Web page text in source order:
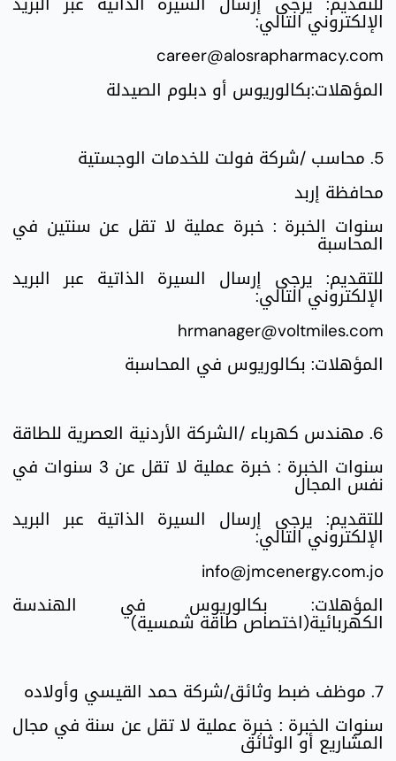
الإلكتروني التالي:
career@alosrapharmacy.com
المؤهلات:بكالوريوس أو دبلوم الصيدلة
5. محاسب /شركة فولت للخدمات الوجستية
محافظة إربد
سنوات الخبرة : خبرة عملية لا تقل عن سنتين في
المحاسبة
للتقديم: يرجى إرسال السيرة الذاتية عبر البريد
الإلكتروني التالي:
hrmanager@voltmiles.com
المؤهلات: بكالوريوس في المحاسبة
6. مهندس كهرباء /الشركة الأردنية العصرية للطاقة
سنوات الخبرة : خبرة عملية لا تقل عن 3 سنوات في
نفس المجال
للتقديم: يرجى إرسال السيرة الذاتية عبر البريد
الإلكتروني التالي:
info@jmcenergy.com.jo
المؤهلات: بكالوريوس في الهندسة
الكهربائية(اختصاص طاقة شمسية)
7. موظف ضبط وثائق/شركة حمد القيسي وأولاده
سنوات الخبرة : خبرة عملية لا تقل عن سنة في مجال
المشاريع أو الوثائق